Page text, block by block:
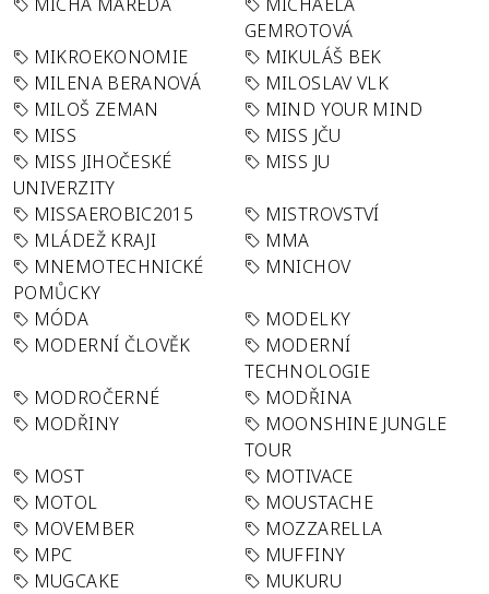
GEMROTOVÁ
MIKROEKONOMIE
MIKULÁŠ BEK
MILENA BERANOVÁ
MILOSLAV VLK
MILOŠ ZEMAN
MIND YOUR MIND
MISS
MISS JČU
MISS JIHOČESKÉ
UNIVERZITY
MISS JU
MISSAEROBIC2015
MISTROVSTVÍ
MLÁDEŽ KRAJI
MMA
MNEMOTECHNICKÉ
POMŮCKY
MNICHOV
MÓDA
MODELKY
MODERNÍ ČLOVĚK
MODERNÍ
TECHNOLOGIE
MODROČERNÉ
MODŘINA
MODŘINY
MOONSHINE JUNGLE
TOUR
MOST
MOTIVACE
MOTOL
MOUSTACHE
MOVEMBER
MOZZARELLA
MPC
MUFFINY
MUGCAKE
MUKURU